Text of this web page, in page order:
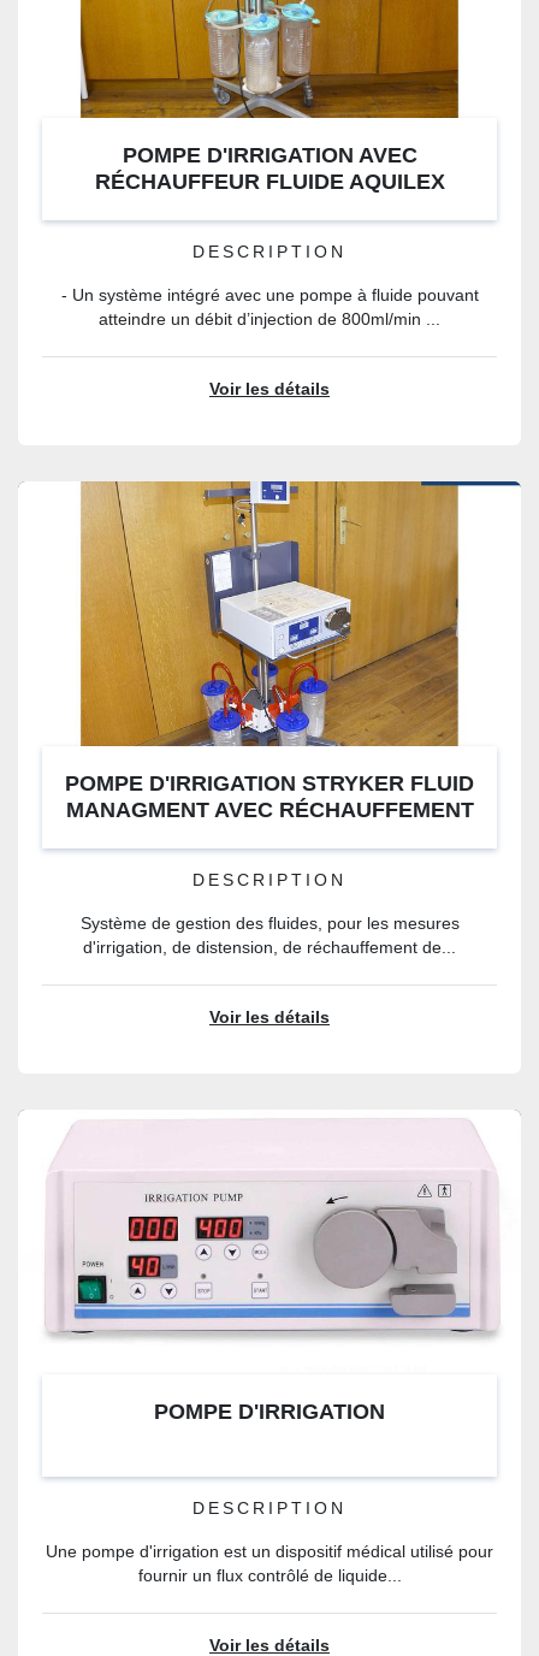
POMPE D'IRRIGATION AVEC
RÉCHAUFFEUR FLUIDE AQUILEX
DESCRIPTION
- Un système intégré avec une pompe à fluide pouvant
atteindre un débit d’injection de 800ml/min ...
Voir les détails
POMPE D'IRRIGATION STRYKER FLUID
MANAGMENT AVEC RÉCHAUFFEMENT
DESCRIPTION
Système de gestion des fluides, pour les mesures
d'irrigation, de distension, de réchauffement de...
Voir les détails
POMPE D'IRRIGATION
DESCRIPTION
Une pompe d'irrigation est un dispositif médical utilisé pour
fournir un flux contrôlé de liquide...
Voir les détails